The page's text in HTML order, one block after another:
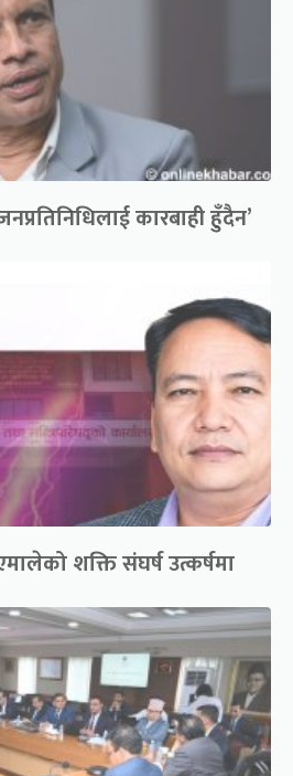
कारबाही हुँदैन’
शक्ति संघर्ष उत्कर्षमा